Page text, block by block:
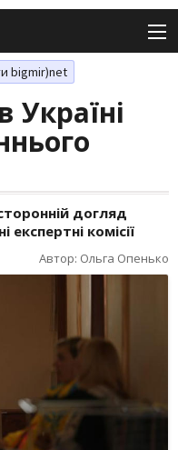
bigmir)net
Україні
догляд
комісії
Автор: Ольга Опенько